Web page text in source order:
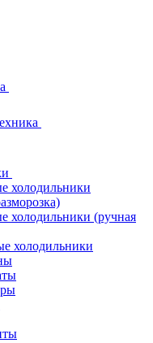
холодильники
холодильники (ручная
холодильники